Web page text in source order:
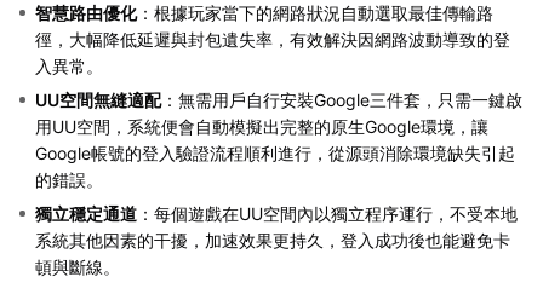
智慧路由優化：根據玩家當下的網路狀況自動選取最佳傳輸路
徑，大幅降低延遲與封包遺失率，有效解決因網路波動導致的登
入異常。
UU空間無縫適配：無需用戶自行安裝Google三件套，只需一鍵啟
用UU空間，系統便會自動模擬出完整的原生Google環境，讓
Google帳號的登入驗證流程順利進行，從源頭消除環境缺失引起
的錯誤。
獨立穩定通道 ：每個遊戲在UU空間內以獨立程序運行，不受本地
系統其他因素的干擾，加速效果更持久，登入成功後也能避免卡
頓與斷線。